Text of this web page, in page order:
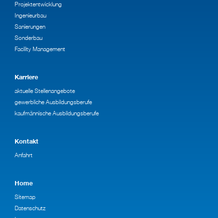
Projektentwicklung
Ingenieurbau
Sanierungen
Sonderbau
Facility Management
Karriere
aktuelle Stellenangebote
gewerbliche Ausbildungsberufe
kaufmännische Ausbildungsberufe
Kontakt
Anfahrt
Home
Sitemap
Datenschutz